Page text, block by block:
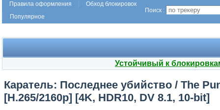
Правила оформления
Обход блокировок
Популярное
Поиск :
Устойчивый к
Каратель: Последнее убийство / The
[H.265/2160p] [4K, HDR10, DV 8.1, 10-bit]